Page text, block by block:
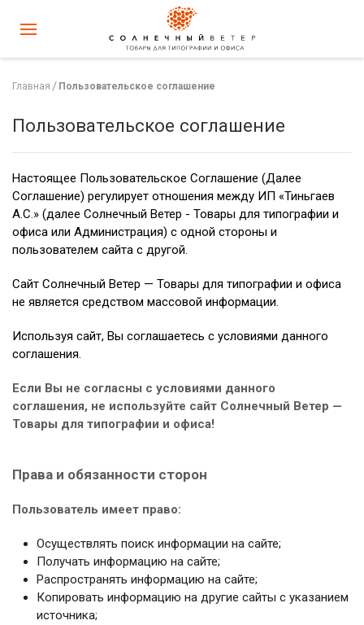
Главная Пользовательское соглашение
Пользовательское соглашение
Настоящее Пользовательское Соглашение (Далее
Соглашение) регулирует отношения между ИП «Тиньгаев
А.С.» (далее Солнечный Ветер - Товары для типографии и
офиса или Администрация) с одной стороны и
пользователем сайта с другой.
Сайт Солнечный Ветер — Товары для типографии и офиса
не является средством массовой информации.
Используя сайт, Вы соглашаетесь с условиями данного
соглашения.
Если Вы не согласны с условиями данного
соглашения, не используйте сайт Солнечный Ветер —
Товары для типографии и офиса!
Права и обязанности сторон
Пользователь имеет право:
Осуществлять поиск информации на сайте;
Получать информацию на сайте;
Распространять информацию на сайте;
Копировать информацию на другие сайты с указанием
источника;